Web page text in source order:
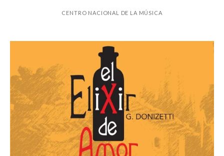
CENTRO NACIONAL DE LA MÚSICA